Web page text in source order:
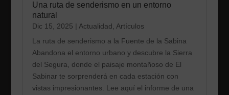
Una ruta de senderismo en un entorno
natural
Dic 15, 2025 | Actualidad, Artículos
La ruta de senderismo a la Fuente de la Sabina
Abandona el entorno urbano y descubre la Sierra
del Segura, donde el paisaje montañoso de El
Sabinar te sorprenderá en cada estación con
vistas impresionantes. Lee aquí el informe de una